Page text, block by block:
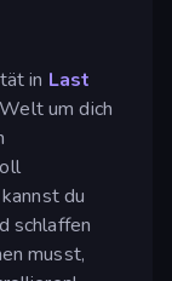
in Last
um dich
du
schlaffen
musst,